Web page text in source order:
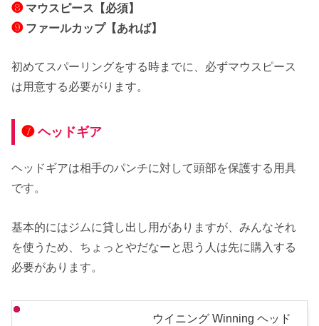
❽マウスピース【必須】
❾ファールカップ【あれば】
初めてスパーリングをする時までに、必ずマウスピース
は用意する必要がります。
❼ヘッドギア
ヘッドギアは相手のパンチに対して頭部を保護する用具
です。
基本的にはジムに貸し出し用がありますが、みんなそれ
を使うため、ちょっとやだなーと思う人は先に購入する
必要があります。
ウイニング Winning ヘッド